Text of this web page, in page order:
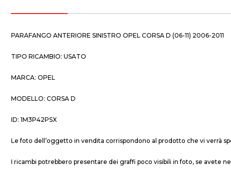
PARAFANGO ANTERIORE SINISTRO OPEL CORSA D (06-11) 2006-2011
TIPO RICAMBIO: USATO
MARCA: OPEL
MODELLO: CORSA D
ID: 1M3P42PSX
Le foto dell’oggetto in vendita corrispondono al prodotto che vi verrà
I ricambi potrebbero presentare dei graffi poco visibili in foto, se avete